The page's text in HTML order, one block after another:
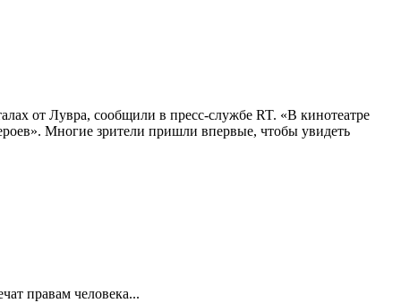
от Лувра, сообщили в пресс-службе RT. «В кинотеатре
Многие зрители пришли впервые, чтобы увидеть
правам человека...